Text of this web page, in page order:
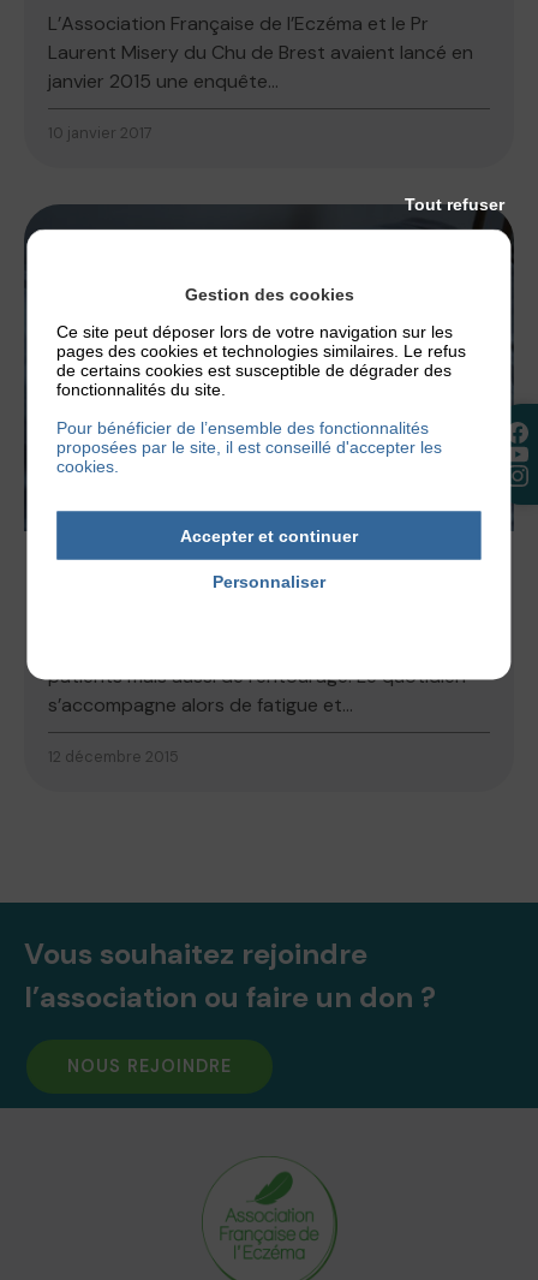
L’Association Française de l’Eczéma et le Pr
Laurent Misery du Chu de Brest avaient lancé en
janvier 2015 une enquête...
10 janvier 2017
patients mais aussi de l’entourage. Le quotidien
s’accompagne alors de fatigue et...
12 décembre 2015
Vous souhaitez rejoindre
l’association ou faire un don ?
NOUS REJOINDRE
Gestion des cookies
Ce site peut déposer lors de votre navigation sur les
pages des cookies et technologies similaires. Le refus
de certains cookies est susceptible de dégrader des
fonctionnalités du site.
Pour bénéficier de l’ensemble des fonctionnalités
proposées par le site, il est conseillé d'accepter les
cookies.
Accepter et continuer
Tout refuser
Personnaliser